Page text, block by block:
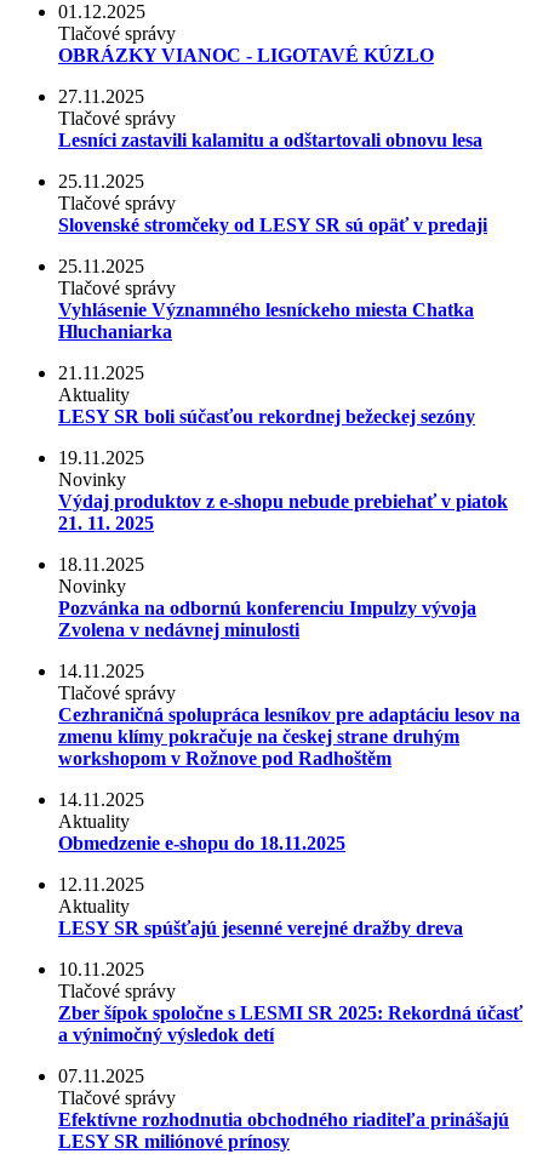
01.12.2025
Tlačové správy
OBRÁZKY VIANOC - LIGOTAVÉ KÚZLO
27.11.2025
Tlačové správy
Lesníci zastavili kalamitu a odštartovali obnovu lesa
25.11.2025
Tlačové správy
Slovenské stromčeky od LESY SR sú opäť v predaji
25.11.2025
Tlačové správy
Vyhlásenie Významného lesníckeho miesta Chatka
Hluchaniarka
21.11.2025
Aktuality
LESY SR boli súčasťou rekordnej bežeckej sezóny
19.11.2025
Novinky
Výdaj produktov z e-shopu nebude prebiehať v piatok
21. 11. 2025
18.11.2025
Novinky
Pozvánka na odbornú konferenciu Impulzy vývoja
Zvolena v nedávnej minulosti
14.11.2025
Tlačové správy
Cezhraničná spolupráca lesníkov pre adaptáciu lesov na
zmenu klímy pokračuje na českej strane druhým
workshopom v Rožnove pod Radhoštěm
14.11.2025
Aktuality
Obmedzenie e-shopu do 18.11.2025
12.11.2025
Aktuality
LESY SR spúšťajú jesenné verejné dražby dreva
10.11.2025
Tlačové správy
Zber šípok spoločne s LESMI SR 2025: Rekordná účasť
a výnimočný výsledok detí
07.11.2025
Tlačové správy
Efektívne rozhodnutia obchodného riaditeľa prinášajú
LESY SR miliónové prínosy